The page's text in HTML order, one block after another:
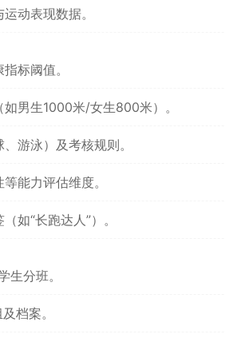
动表现数据。
标阈值。
如男生1000米/女生800米）。
游泳）及考核规则。
能力评估维度。
如“长跑达人”）。
生分班。
档案。